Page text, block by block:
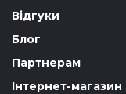
Відгуки
Блог
Партнерам
Інтернет-магазин